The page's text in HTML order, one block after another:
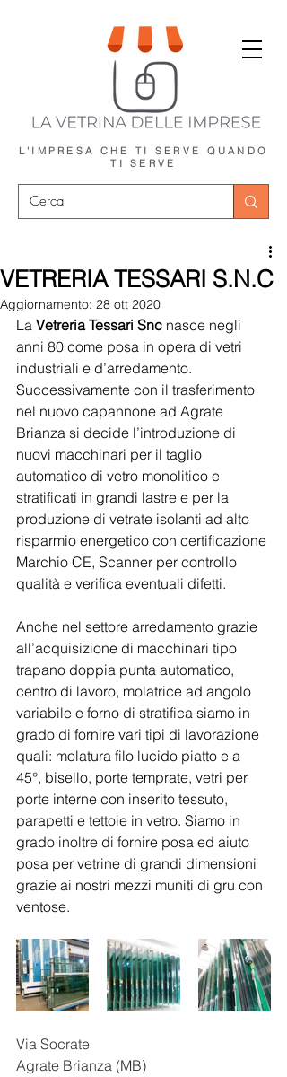
L'IMPRESA CHE TI SERVE QUANDO
TI SERVE
VETRERIA TESSARI S.N.C
Aggiornamento: 28 ott 2020
La Vetreria Tessari Snc nasce negli
anni 80 come posa in opera di vetri
industriali e d’arredamento.
Successivamente con il trasferimento
nel nuovo capannone ad Agrate
Brianza si decide l’introduzione di
nuovi macchinari per il taglio
automatico di vetro monolitico e
stratificati in grandi lastre e per la
produzione di vetrate isolanti ad alto
risparmio energetico con certificazione
Marchio CE, Scanner per controllo
qualità e verifica eventuali difetti.
Anche nel settore arredamento grazie
all’acquisizione di macchinari tipo
trapano doppia punta automatico,
centro di lavoro, molatrice ad angolo
variabile e forno di stratifica siamo in
grado di fornire vari tipi di lavorazione
quali: molatura filo lucido piatto e a
45°, bisello, porte temprate, vetri per
porte interne con inserito tessuto,
parapetti e tettoie in vetro. Siamo in
grado inoltre di fornire posa ed aiuto
posa per vetrine di grandi dimensioni
grazie ai nostri mezzi muniti di gru con
ventose.
Via Socrate
Agrate Brianza (MB)